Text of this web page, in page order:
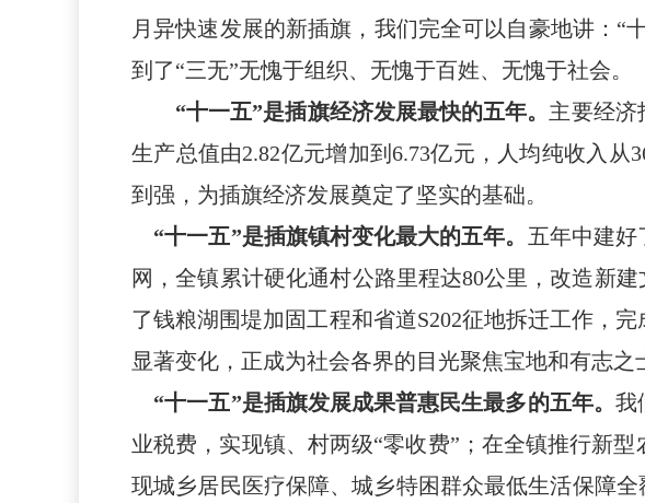
月异快速发展的新插旗，我们完全可以自豪地讲：“
到了“三无”无愧于组织、无愧于百姓、无愧于社会。
“十一五”是插旗经济发展最快的五年。 主要经济
生产总值由2.82亿元增加到6.73亿元， 人均纯收入从
到强，为插旗经济发展奠定了坚实的基础。
“十一五”是插旗镇村变化最大的五年。 五年中建好
网，全镇累计硬化通村公路里程达80公里 ，改造新
了钱粮湖围堤加固工程和省道S202征地拆迁工作 ， 完
显著变化，正成为社会各界的目光聚焦宝地和有志之
“十一五”是插旗发展成果普惠民生最多的五年。 我
业税费，实现镇、村两级“零收费”；在全镇推行新
现城乡居民医疗保障、城乡特困群众最低生活保障